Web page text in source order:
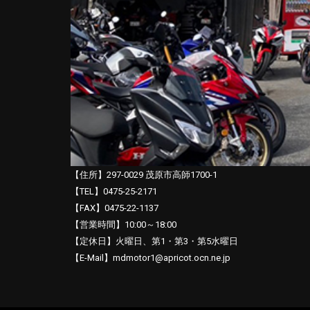
【住所】297-0029 茂原市高師1700-1
【TEL】0475-25-2171
【FAX】0475-22-1137
【営業時間】10:00～18:00
【定休日】火曜日、第1・第3・第5水曜日
【E-Mail】mdmotor1@apricot.ocn.ne.jp